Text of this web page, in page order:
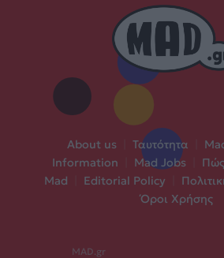
About us Ταυτότητα
Information
Mad Jobs
Mad
Editorial Policy
Όροι Χρήσης
MAD.gr